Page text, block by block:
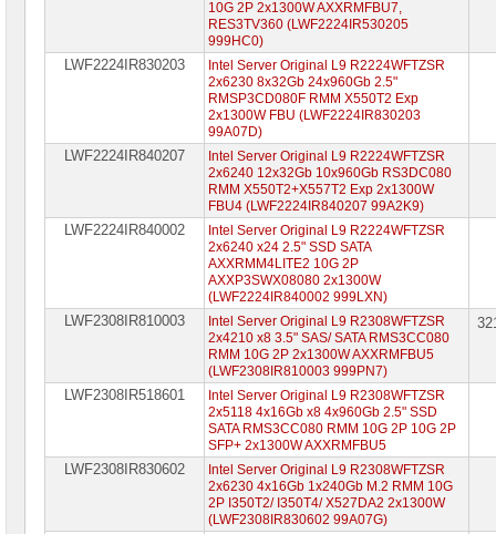
10G 2P 2x1300W AXXRMFBU7,
RES3TV360 (LWF2224IR530205
999HC0)
LWF2224IR830203
Intel Server Original L9 R2224WFTZSR
2x6230 8x32Gb 24x960Gb 2.5"
RMSP3CD080F RMM X550T2 Exp
2x1300W FBU (LWF2224IR830203
99A07D)
LWF2224IR840207
Intel Server Original L9 R2224WFTZSR
2x6240 12x32Gb 10x960Gb RS3DC080
RMM X550T2+X557T2 Exp 2x1300W
FBU4 (LWF2224IR840207 99A2K9)
LWF2224IR840002
Intel Server Original L9 R2224WFTZSR
2x6240 x24 2.5" SSD SATA
AXXRMM4LITE2 10G 2P
AXXP3SWX08080 2x1300W
(LWF2224IR840002 999LXN)
LWF2308IR810003
Intel Server Original L9 R2308WFTZSR
2x4210 x8 3.5" SAS/ SATA RMS3CC080
RMM 10G 2P 2x1300W AXXRMFBU5
(LWF2308IR810003 999PN7)
LWF2308IR518601
Intel Server Original L9 R2308WFTZSR
2x5118 4x16Gb x8 4x960Gb 2.5" SSD
SATA RMS3CC080 RMM 10G 2P 10G 2P
SFP+ 2x1300W AXXRMFBU5
LWF2308IR830602
Intel Server Original L9 R2308WFTZSR
2x6230 4x16Gb 1x240Gb M.2 RMM 10G
2P I350T2/ I350T4/ X527DA2 2x1300W
(LWF2308IR830602 99A07G)